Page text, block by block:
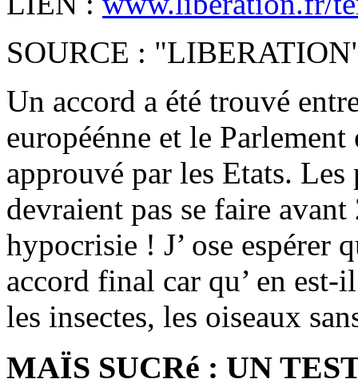
SOURCE :
Un accord a été trouvé
européénne et le
approuvé par les Etats.
devraient pas se faire
hypocrisie ! J’ ose espérer
accord final car qu’ en
les insectes, les oiseaux
MAÏS SUCRé : UN